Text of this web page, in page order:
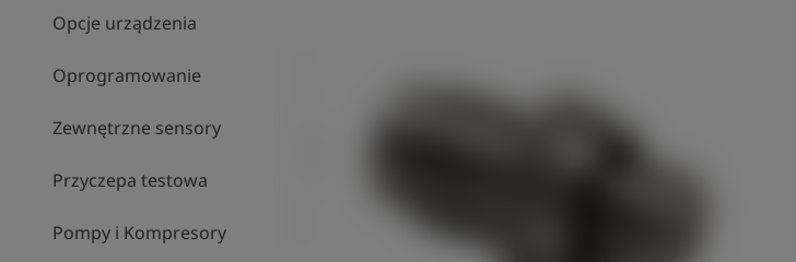
Opcje urządzenia
Oprogramowanie
Zewnętrzne sensory
Przyczepa testowa
Pompy i Kompresory